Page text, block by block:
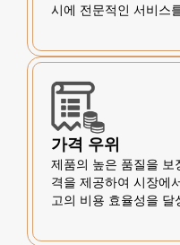
시에 전문적인 서비스
가격 우위
제품의 높은 품질을 보
격을 제공하여 시장에
고의 비용 효율성을 달